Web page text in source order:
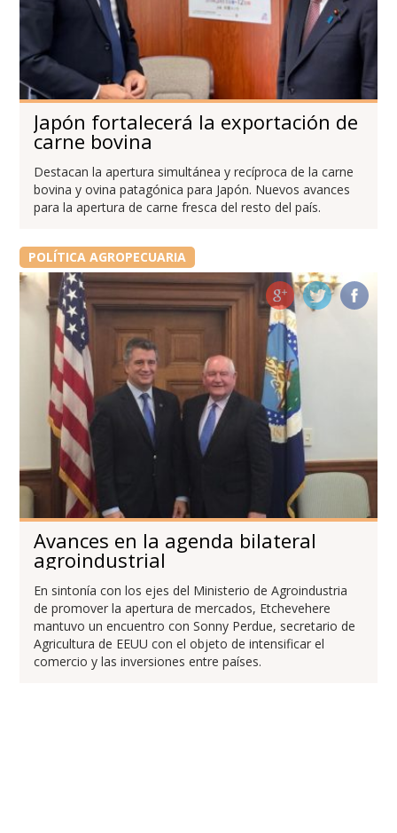
Japón fortalecerá la exportación de
carne bovina
Destacan la apertura simultánea y recíproca de la carne
bovina y ovina patagónica para Japón. Nuevos avances
para la apertura de carne fresca del resto del país.
POLÍTICA AGROPECUARIA
Avances en la agenda bilateral
agroindustrial
En sintonía con los ejes del Ministerio de Agroindustria
de promover la apertura de mercados, Etchevehere
mantuvo un encuentro con Sonny Perdue, secretario de
Agricultura de EEUU con el objeto de intensificar el
comercio y las inversiones entre países.